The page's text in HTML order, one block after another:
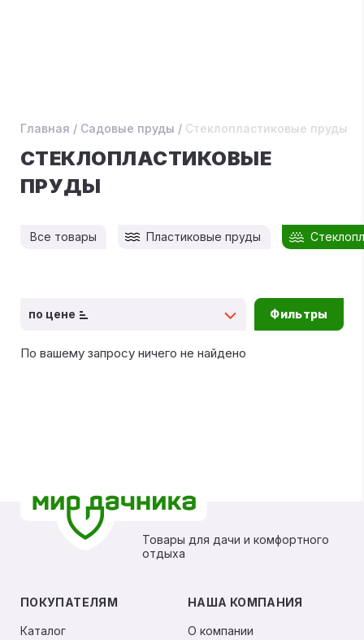
Главная / Садовые пруды / Стеклопластиковые пруды
СТЕКЛОПЛАСТИКОВЫЕ
ПРУДЫ
Все товары Пластиковые пруды
по цене Фильтры
По вашему запросу ничего не найдено
Товары для дачи и комфортного
отдыха
ПОКУПАТЕЛЯМ
Каталог
НАША КОМПАНИЯ
О компании